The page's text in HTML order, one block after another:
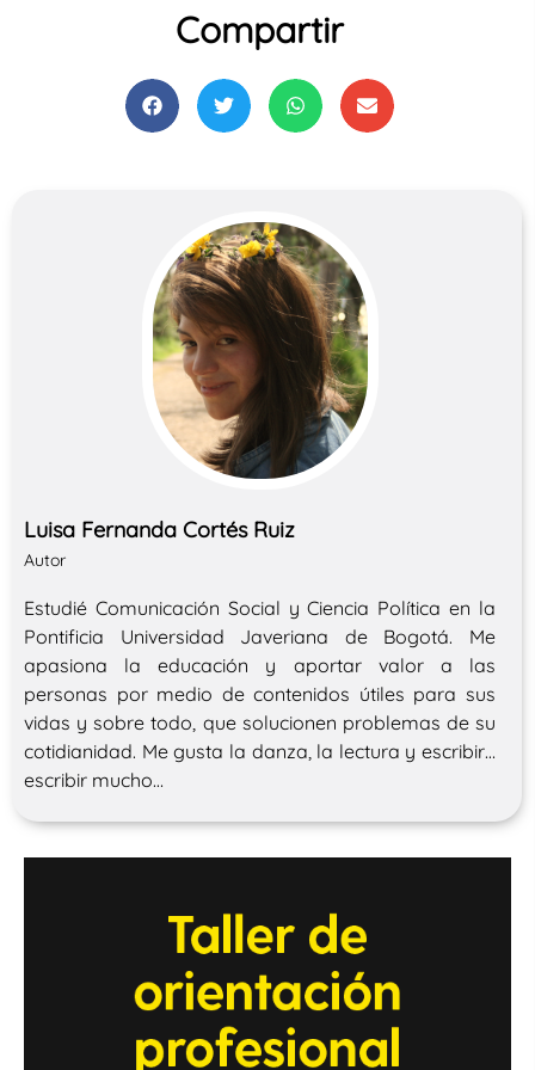
Compartir
Luisa Fernanda Cortés Ruiz
Autor
Estudié Comunicación Social y Ciencia Política en la
Pontificia Universidad Javeriana de Bogotá. Me
apasiona la educación y aportar valor a las
personas por medio de contenidos útiles para sus
vidas y sobre todo, que solucionen problemas de su
cotidianidad. Me gusta la danza, la lectura y escribir…
escribir mucho…